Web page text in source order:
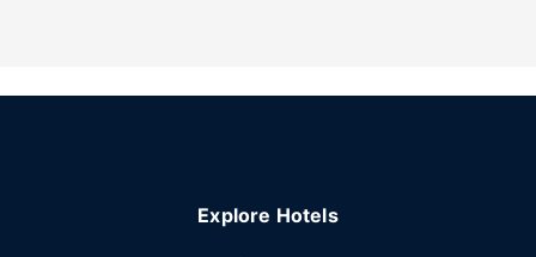
サービス、ツアー / チケット案内をご利用いただけます。
ムサービスをご利用いただくこともできます。また、2 か所
Explore Hotels